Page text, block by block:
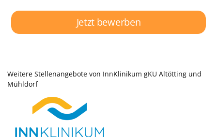
Jetzt bewerben
Weitere Stellenangebote von InnKlinikum gKU Altötting und
Mühldorf